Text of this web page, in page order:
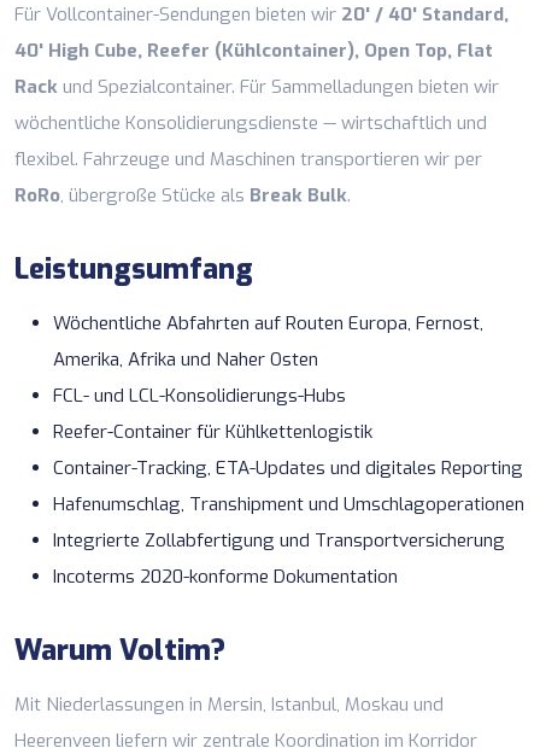
Für Vollcontainer-Sendungen bieten wir 20' / 40' Standard,
40' High Cube, Reefer (Kühlcontainer), Open Top, Flat
Rack und Spezialcontainer. Für Sammelladungen bieten wir
wöchentliche Konsolidierungsdienste — wirtschaftlich und
flexibel. Fahrzeuge und Maschinen transportieren wir per
RoRo, übergroße Stücke als Break Bulk.
Leistungsumfang
Wöchentliche Abfahrten auf Routen Europa, Fernost,
Amerika, Afrika und Naher Osten
FCL- und LCL-Konsolidierungs-Hubs
Reefer-Container für Kühlkettenlogistik
Container-Tracking, ETA-Updates und digitales Reporting
Hafenumschlag, Transhipment und Umschlagoperationen
Integrierte Zollabfertigung und Transportversicherung
Incoterms 2020-konforme Dokumentation
Warum Voltim?
Mit Niederlassungen in Mersin, Istanbul, Moskau und
Heerenveen liefern wir zentrale Koordination im Korridor